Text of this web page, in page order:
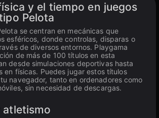
y el tiempo en juegos
Pelota
se centran en mecánicas que
esféricos, donde controlas, disparas o
de diversos entornos. Playgama
de más de 100 títulos en esta
desde simulaciones deportivas hasta
en físicas. Puedes jugar estos títulos
navegador, tanto en ordenadores como
sin necesidad de descargas.
atletismo